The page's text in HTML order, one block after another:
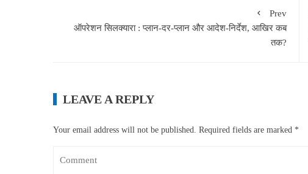
Prev
ऑपरेशन सिलक्यारा : प्लान-दर-प्लान और आदेश-निर्देश, आखिर कब
तक?
LEAVE A REPLY
Your email address will not be published. Required fields are marked *